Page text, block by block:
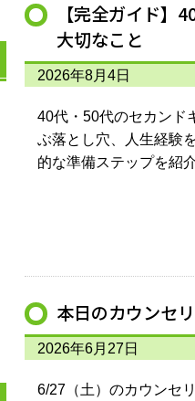
【完全ガイド】
大切なこと
2026年8月4日
40代・50代のセカンド
ぶ落とし穴、人生経験
的な準備ステップを紹
本日のカウンセ
2026年6月27日
6/27（土）のカウンセ